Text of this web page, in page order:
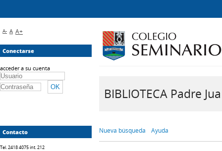
BIBLIOTECA Padre
Nueva búsqueda Ayuda
A- A A+
Conectarse
acceder a su cuenta
Contacto
Tel. 2418 4075 int. 212